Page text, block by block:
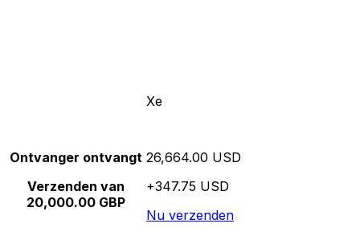
Xe
Ontvanger ontvangt
Verzenden van
20,000.00 GBP
26,664.00 USD
+347.75 USD
Nu verzenden